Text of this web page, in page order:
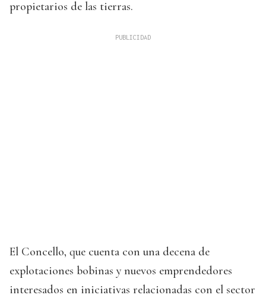
propietarios de las tierras.
El Concello, que cuenta con una decena de
explotaciones bobinas y nuevos emprendedores
interesados en iniciativas relacionadas con el sector